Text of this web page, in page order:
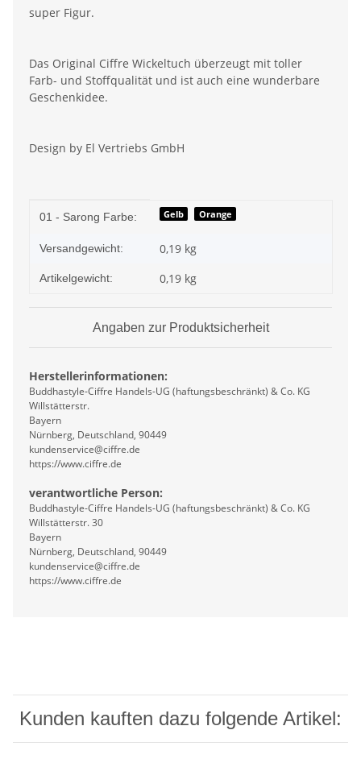
super Figur.
Das Original Ciffre Wickeltuch überzeugt mit toller
Farb- und Stoffqualität und ist auch eine wunderbare
Geschenkidee.
Design by El Vertriebs GmbH
Produkteigenschaft
Wert
01 - Sarong Farbe: Gelb Orange
Versandgewicht: 0,19 kg
Artikelgewicht: 0,19 kg
Angaben zur Produktsicherheit
Herstellerinformationen:
Buddhastyle-Ciffre Handels-UG (haftungsbeschränkt) & Co. KG
Willstätterstr.
Bayern
Nürnberg, Deutschland, 90449
kundenservice@ciffre.de
https://www.ciffre.de
verantwortliche Person:
Buddhastyle-Ciffre Handels-UG (haftungsbeschränkt) & Co. KG
Willstätterstr. 30
Bayern
Nürnberg, Deutschland, 90449
kundenservice@ciffre.de
https://www.ciffre.de
Kunden kauften dazu folgende Artikel: